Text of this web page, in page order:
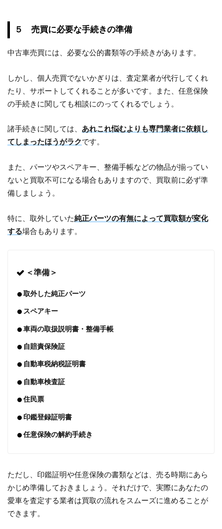
５ 売買に必要な手続きの準備
中古車売買には、必要な公的書類等の手続きがあります。
しかし、個人売買でないかぎりは、査定業者が代行してくれ
たり、サポートしてくれることが多いです。また、任意保険
の手続きに関しても相談にのってくれるでしょう。
諸手続きに関しては、あれこれ悩むよりも専門業者に依頼し
てしまったほうがラクです。
また、パーツやスペアキー、整備手帳などの物品が揃ってい
ないと買取不可になる場合もありますので、買取前に必ず準
備しましょう。
特に、取外していた純正パーツの有無によって買取額が変化
する場合もあります。
＜準備＞
取外した純正パーツ
スペアキー
車両の取扱説明書・整備手帳
自賠責保険証
自動車税納税証明書
自動車検査証
住民票
印鑑登録証明書
任意保険の解約手続き
ただし、印鑑証明や任意保険の書類などは、売る時期にあら
かじめ準備しておきましょう。それだけで、実際にあなたの
愛車を査定する業者は買取の流れをスムーズに進めることが
できます。